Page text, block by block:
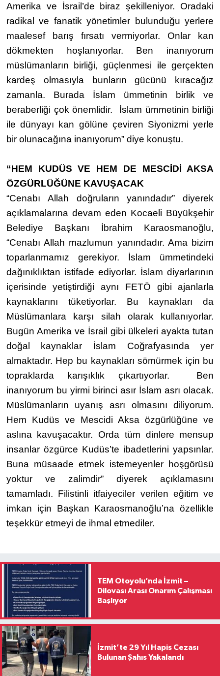
Amerika ve İsrail’de biraz şekilleniyor. Oradaki
radikal ve fanatik yönetimler bulunduğu yerlere
maalesef barış fırsatı vermiyorlar. Onlar kan
dökmekten hoşlanıyorlar. Ben inanıyorum
müslümanların birliği, güçlenmesi ile gerçekten
kardeş olmasıyla bunların gücünü kıracağız
zamanla. Burada İslam ümmetinin birlik ve
beraberliği çok önemlidir. İslam ümmetinin birliği
ile dünyayı kan gölüne çeviren Siyonizmi yerle
bir olunacağına inanıyorum” diye konuştu.
“HEM KUDÜS VE HEM DE MESCİDİ AKSA
ÖZGÜRLÜĞÜNE KAVUŞACAK
“Cenabı Allah doğruların yanındadır” diyerek
açıklamalarına devam eden Kocaeli Büyükşehir
Belediye Başkanı İbrahim Karaosmanoğlu,
“Cenabı Allah mazlumun yanındadır. Ama bizim
toparlanmamız gerekiyor. İslam ümmetindeki
dağınıklıktan istifade ediyorlar. İslam diyarlarının
içerisinde yetiştirdiği aynı FETÖ gibi ajanlarla
kaynaklarını tüketiyorlar. Bu kaynakları da
Müslümanlara karşı silah olarak kullanıyorlar.
Bugün Amerika ve İsrail gibi ülkeleri ayakta tutan
doğal kaynaklar İslam Coğrafyasında yer
almaktadır. Hep bu kaynakları sömürmek için bu
topraklarda karışıklık çıkartıyorlar. Ben
inanıyorum bu yirmi birinci asır İslam asrı olacak.
Müslümanların uyanış asrı olmasını diliyorum.
Hem Kudüs ve Mescidi Aksa özgürlüğüne ve
aslına kavuşacaktır. Orda tüm dinlere mensup
insanlar özgürce Kudüs’te ibadetlerini yapsınlar.
Buna müsaade etmek istemeyenler hoşgörüsü
yoktur ve zalimdir” diyerek açıklamasını
tamamladı. Filistinli itfaiyeciler verilen eğitim ve
imkan için Başkan Karaosmanoğlu’na özellikle
teşekkür etmeyi de ihmal etmediler.
TEM Otoyolu’nda İzmit –
Dilovası Arası Onarım Çalışması
Başlıyor
İzmit’te 29 Yıl Hapis Cezası
Bulunan Şahıs Yakalandı